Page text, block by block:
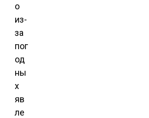
о
из-
за
пог
од
ны
х
яв
ле